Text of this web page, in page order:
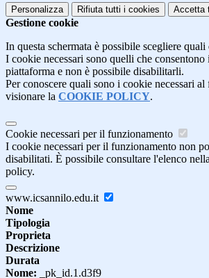
Personalizza Rifiuta tutti i cookies Accetta
Gestione cookie
In questa schermata è possibile scegliere
I cookie necessari sono quelli che
piattaforma e non è possibile disabilitarli.
Per conoscere quali sono i cookie necessari
visionare la COOKIE POLICY.
Cookie necessari per il funzionamento
I cookie necessari per il funzionamento non
disabilitati. È possibile consultare l'elenco
policy.
www.icsannilo.edu.it
Nome
Tipologia
Proprieta
Descrizione
Durata
Nome: _pk_id.1.d3f9